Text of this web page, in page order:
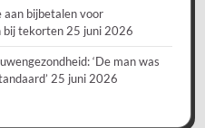
aan bijbetalen voor
bij tekorten 25 juni 2026
‘De man was
25 juni 2026